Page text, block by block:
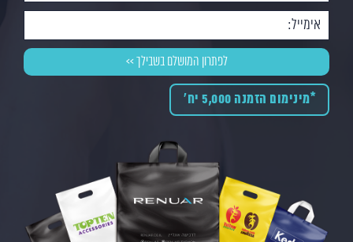
*מינימום הזמנה 5,000 יח'